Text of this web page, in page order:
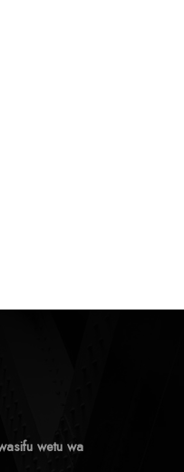
wetu wa